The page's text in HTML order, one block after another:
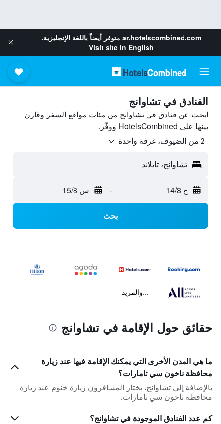
ar.hotelscombined.com متوفر أيضاً باللغة الإنجليزية.
Visit site in English
الفنادق في تشاوانج
ابحث عن فنادق في تشاوانج من مئات مواقع السفر وقارن
بينها على HotelsCombined ووفّر.
2 من الضيوف، غرفة واحدة
تشاوانج، تايلاند
ج 14/8 - س 15/8
بحث
...والمزيد
حقائق حول الإقامة في تشاوانج
ما هي المدن الأخرى التي يمكنك الإقامة فيها عند زيارة
محافظة ناخون سي ثامارات؟
بالإضافة إلى تشاوانج، يختار المسافرون زيارة خنوم عند زيارة
محافظة ناخون سي ثامارات.
كم عدد الفنادق الموجودة في تشاوانج؟